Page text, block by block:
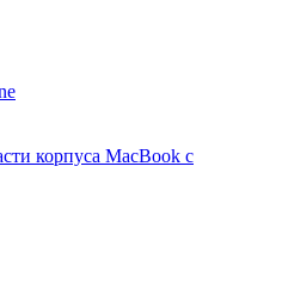
корпуса MacBook с